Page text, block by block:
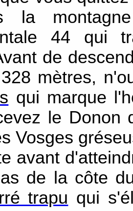
la
44 qui
de
mètres,
qui marque
le Donon
Vosges
d'atteindre
de la côte
trapu qui